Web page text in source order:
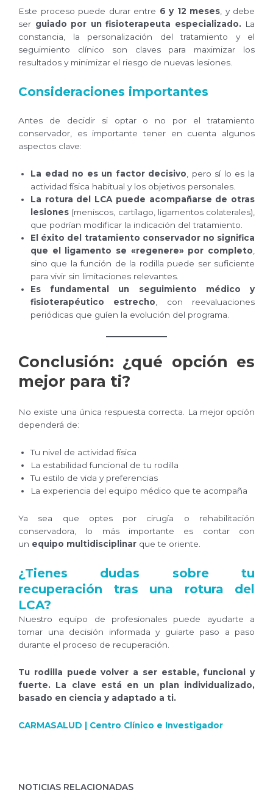
Este proceso puede durar entre 6 y 12 meses, y debe
ser guiado por un fisioterapeuta especializado. La
constancia, la personalización del tratamiento y el
seguimiento clínico son claves para maximizar los
resultados y minimizar el riesgo de nuevas lesiones.
Consideraciones importantes
Antes de decidir si optar o no por el tratamiento
conservador, es importante tener en cuenta algunos
aspectos clave:
La edad no es un factor decisivo, pero sí lo es la
actividad física habitual y los objetivos personales.
La rotura del LCA puede acompañarse de otras
lesiones (meniscos, cartílago, ligamentos colaterales),
que podrían modificar la indicación del tratamiento.
El éxito del tratamiento conservador no significa
que el ligamento se «regenere» por completo,
sino que la función de la rodilla puede ser suficiente
para vivir sin limitaciones relevantes.
Es fundamental un seguimiento médico y
fisioterapéutico estrecho, con reevaluaciones
periódicas que guíen la evolución del programa.
Conclusión: ¿qué opción es
mejor para ti?
No existe una única respuesta correcta. La mejor opción
dependerá de:
Tu nivel de actividad física
La estabilidad funcional de tu rodilla
Tu estilo de vida y preferencias
La experiencia del equipo médico que te acompaña
Ya sea que optes por cirugía o rehabilitación
conservadora, lo más importante es contar con
un equipo multidisciplinar que te oriente.
¿Tienes dudas sobre tu
recuperación tras una rotura del
LCA?
Nuestro equipo de profesionales puede ayudarte a
tomar una decisión informada y guiarte paso a paso
durante el proceso de recuperación.
Tu rodilla puede volver a ser estable, funcional y
fuerte. La clave está en un plan individualizado,
basado en ciencia y adaptado a ti.
CARMASALUD | Centro Clínico e Investigador
NOTICIAS RELACIONADAS